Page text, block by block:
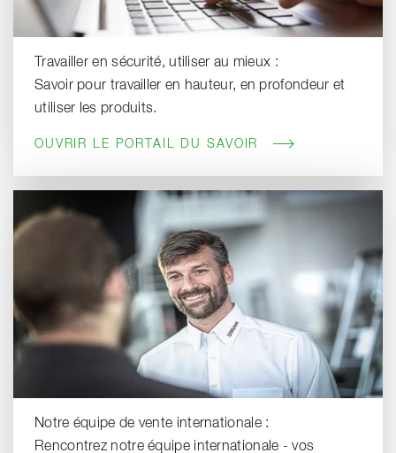
Travailler en sécurité, utiliser au mieux :
Savoir pour travailler en hauteur, en profondeur et
utiliser les produits.
OUVRIR LE PORTAIL DU SAVOIR
Notre équipe de vente internationale :
Rencontrez notre équipe internationale - vos